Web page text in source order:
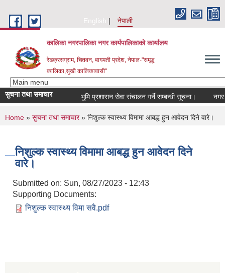
English
नेपाली
कालिका नगरपालिका नगर कार्यपालिकाकाे कार्यालय
रेडक्रसग्राम, चितवन, बागमती प्रदेश, नेपाल-"समृद्ध
कालिका,सुखी कालिकावासी"
सुचना तथा समाचार भुमि प्रशासन सेवा संचालन गर्ने सम्बन्धी सूचना। नगर
You are here
Home » सुचना तथा समाचार» निशुल्क स्वास्थ्य विमामा आबद्ध हुन आवेदन दिने वारे।
निशुल्क स्वास्थ्य विमामा आबद्ध हुन आवेदन दिने
वारे।
Submitted on: Sun, 08/27/2023 - 12:43
Supporting Documents:
निशुल्क स्वास्थ्य विमा सवै.pdf